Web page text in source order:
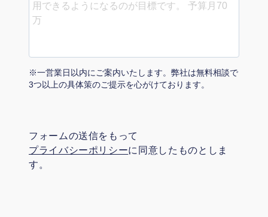
正社員
カスタマーサクセスマネージャー
常勤監査役
募集要項一覧
※一営業日以内にご案内いたします。弊社は無料相談で
3つ以上の具体策のご提示を心がけております。
フォームの送信をもって
プライバシーポリシーに同意したものとしま
す。